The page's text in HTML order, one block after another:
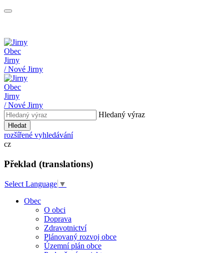
Obec
Jirny
/ Nové Jirny
Obec
Jirny
/ Nové Jirny
Hledaný výraz
Hledat
rozšířené vyhledávání
cz
Překlad (translations)
Select Language ▼
Obec
O obci
Doprava
Zdravotnictví
Plánovaný rozvoj obce
Územní plán obce